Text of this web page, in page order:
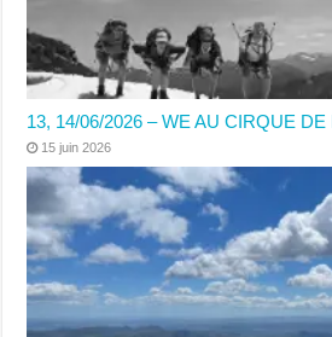
13, 14/06/2026 – WE AU CIRQUE DE
15 juin 2026